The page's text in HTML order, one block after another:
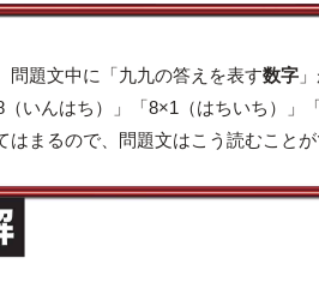
問題文中に「九九の答えを表す数字
（いんはち）」「8×1（はちいち）」
はまるので、問題文はこう読むことが